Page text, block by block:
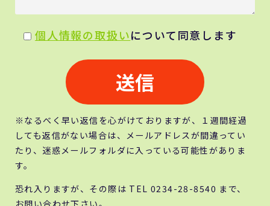
個人情報の取扱いについて同意します
※なるべく早い返信を心がけておりますが、１週間経過
しても返信がない場合は、メールアドレスが間違ってい
たり、迷惑メールフォルダに入っている可能性がありま
す。
恐れ入りますが、その際は TEL 0234-28-8540 まで、